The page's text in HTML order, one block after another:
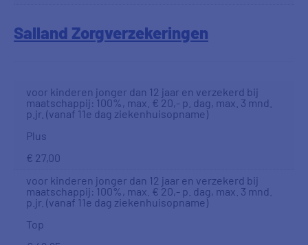
Salland Zorgverzekeringen
voor kinderen jonger dan 12 jaar en verzekerd bij
maatschappij: 100%, max. € 20,- p. dag, max. 3 mnd.
p.jr. (vanaf 11e dag ziekenhuisopname)
Plus
€ 27,00
voor kinderen jonger dan 12 jaar en verzekerd bij
maatschappij: 100%, max. € 20,- p. dag, max. 3 mnd.
p.jr. (vanaf 11e dag ziekenhuisopname)
Top